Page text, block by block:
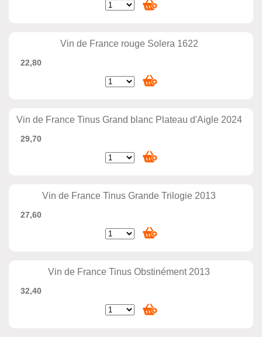
Vin de France rouge Solera 1622
22,80
Vin de France Tinus Grand blanc Plateau d'Aigle 2024
29,70
Vin de France Tinus Grande Trilogie 2013
27,60
Vin de France Tinus Obstinément 2013
32,40